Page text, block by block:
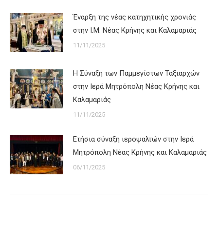
Έναρξη της νέας κατηχητικής χρονιάς
στην Ι.Μ. Νέας Κρήνης και Καλαμαριάς
11/11/2025
Η Σύναξη των Παμμεγίστων Ταξιαρχών
στην Ιερά Μητρόπολη Νέας Κρήνης και
Καλαμαριάς
11/11/2025
Ετήσια σύναξη ιεροψαλτών στην Ιερά
Μητρόπολη Νέας Κρήνης και Καλαμαριάς
06/11/2025